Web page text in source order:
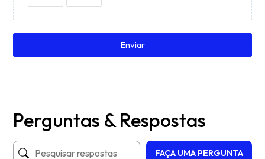
Enviar
Perguntas & Respostas
FAÇA UMA PERGUNTA